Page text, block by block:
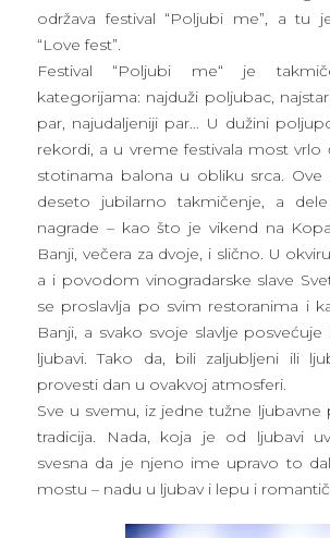
održava festival “Poljubi me”, a tu
“Love fest”.
Festival “Poljubi me“ je
kategorijama: najduži poljubac,
par, najudaljeniji par… U dužini
rekordi, a u vreme festivala most
stotinama balona u obliku srca.
deseto jubilarno takmičenje, a
nagrade – kao što je vikend na
Banji, večera za dvoje, i slično. U
a i povodom vinogradarske slave
se proslavlja po svim restoranima i
Banji, a svako svoje slavlje
ljubavi. Tako da, bili zaljubljeni ili
provesti dan u ovakvoj atmosferi.
Sve u svemu, iz jedne tužne ljubavne
tradicija. Nada, koja je od ljubavi
svesna da je njeno ime upravo to
mostu – nadu u ljubav i lepu i